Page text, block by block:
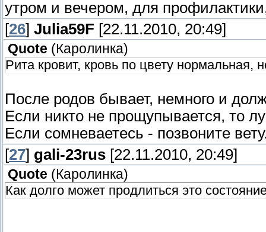
утром и вечером, для
[26] Julia59F [22.11.2010, 20:49]
Quote (Каролинка)
Рита кровит, кровь по цвету нормальная,
После родов бывает, немного и
Если никто не прощупывается, то
Если сомневаетесь - позвоните
[27] gali-23rus [22.11.2010, 20:49]
Quote (Каролинка)
Как долго может продлиться это